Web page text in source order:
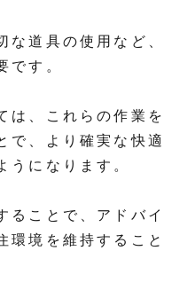
な道具の使用など、
です。
は、これらの作業を
で、より確実な快適
うになります。
ることで、アドバイ
環境を維持すること